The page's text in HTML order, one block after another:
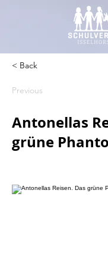
< Back
Previous
Antonellas
grüne